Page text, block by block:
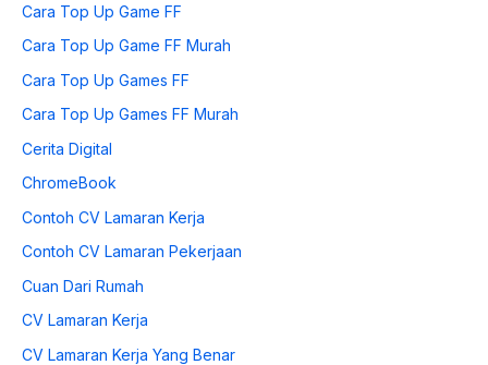
Cara Top Up Game FF
Cara Top Up Game FF Murah
Cara Top Up Games FF
Cara Top Up Games FF Murah
Cerita Digital
ChromeBook
Contoh CV Lamaran Kerja
Contoh CV Lamaran Pekerjaan
Cuan Dari Rumah
CV Lamaran Kerja
CV Lamaran Kerja Yang Benar